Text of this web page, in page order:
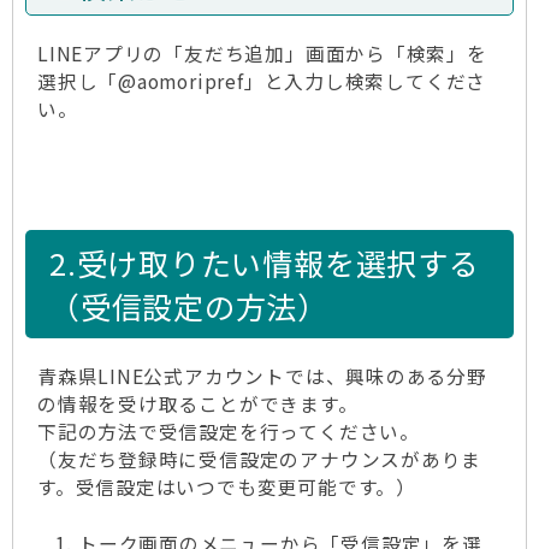
LINEアプリの「友だち追加」画面から「検索」を
選択し「@aomoripref」と入力し検索してくださ
い。
2.受け取りたい情報を選択する
（受信設定の方法）
青森県LINE公式アカウントでは、興味のある分野
の情報を受け取ることができます。
下記の方法で受信設定を行ってください。
（友だち登録時に受信設定のアナウンスがありま
す。受信設定はいつでも変更可能です。）